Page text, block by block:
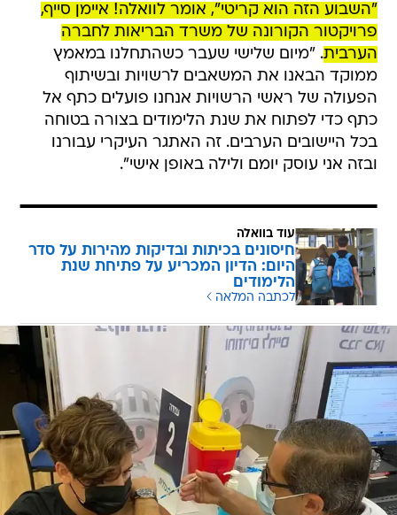
"השבוע הזה הוא קריטי", אומר לוואלה! איימן סייף,
פרויקטור הקורונה של משרד הבריאות לחברה
הערבית. "מיום שלישי שעבר כשהתחלנו במאמץ
ממוקד הבאנו את המשאבים לרשויות ובשיתוף
הפעולה של ראשי הרשויות אנחנו פועלים כתף אל
כתף כדי לפתוח את שנת הלימודים בצורה בטוחה
בכל היישובים הערבים. זה האתגר העיקרי עבורנו
ובזה אני עוסק יומם ולילה באופן אישי".
עוד בוואלה
חיסונים בכיתות ובדיקות מהירות על סדר
היום: הדיון המכריע על פתיחת שנת
הלימודים
לכתבה המלאה